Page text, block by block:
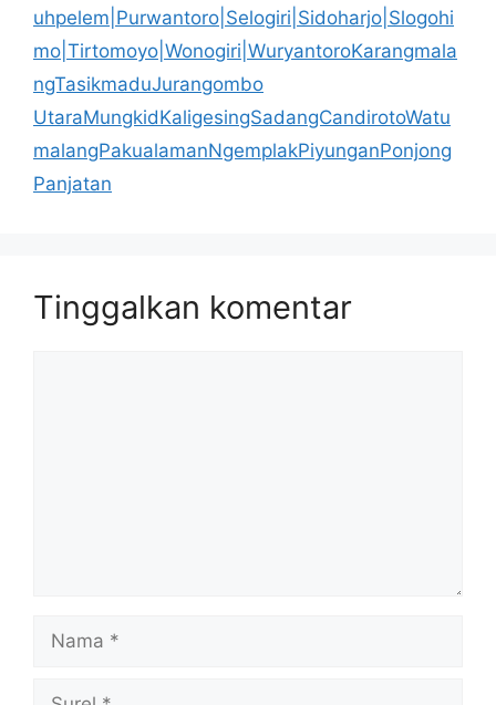
uhpelem|Purwantoro|Selogiri|Sidoharjo|Slogohi
mo|Tirtomoyo|Wonogiri|WuryantoroKarangmala
ngTasikmaduJurangombo
UtaraMungkidKaligesingSadangCandirotoWatu
malangPakualamanNgemplakPiyunganPonjong
Panjatan
Tinggalkan komentar